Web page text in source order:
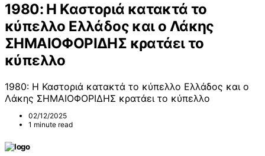
1980: Η Καστοριά κατακτά το
κύπελλο Ελλάδος και ο Λάκης
ΣΗΜΑΙΟΦΟΡΙΔΗΣ κρατάει το
κύπελλο
1980: Η Καστοριά κατακτά το κύπελλο Ελλάδος και ο
Λάκης ΣΗΜΑΙΟΦΟΡΙΔΗΣ κρατάει το κύπελλο
02/12/2025
1 minute read